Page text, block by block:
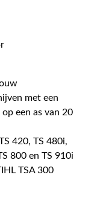
met een
een as van 20
420, TS 480i,
800 en TS 910i
TSA 300